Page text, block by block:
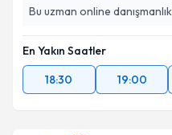
Bu uzman online
En Yakın Saatler
18:30
19:00